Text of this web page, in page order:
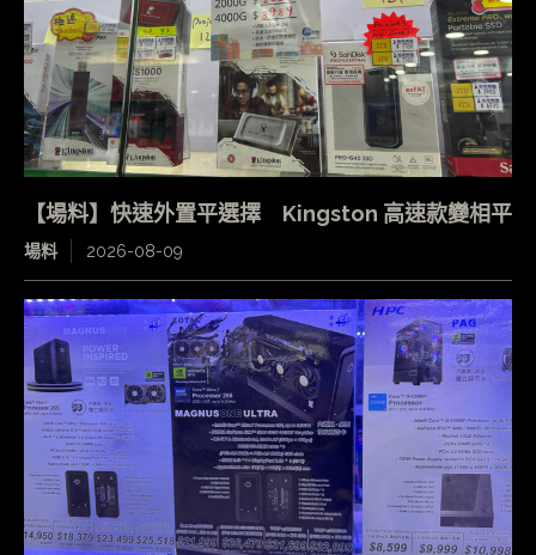
【場料】快速外置平選擇 Kingston 高速款變相平
場料 2026-08-09